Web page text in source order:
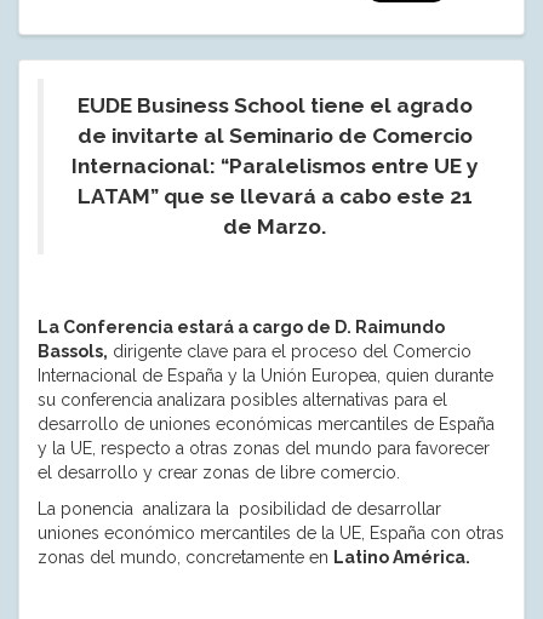
EUDE Business School tiene el agrado
de invitarte al Seminario de Comercio
Internacional: “Paralelismos entre UE y
LATAM” que se llevará a cabo este 21
de Marzo.
La Conferencia estará a cargo de D. Raimundo
Bassols, dirigente clave para el proceso del Comercio
Internacional de España y la Unión Europea, quien durante
su conferencia analizara posibles alternativas para el
desarrollo de uniones económicas mercantiles de España
y la UE, respecto a otras zonas del mundo para favorecer
el desarrollo y crear zonas de libre comercio.
La ponencia analizara la posibilidad de desarrollar
uniones económico mercantiles de la UE, España con otras
zonas del mundo, concretamente en Latino América.